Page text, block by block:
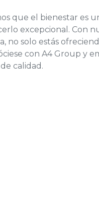
que el bienestar es
excepcional. Con
no solo estás
con A4 Group y
calidad.